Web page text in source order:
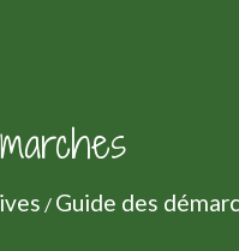
/ Guide des